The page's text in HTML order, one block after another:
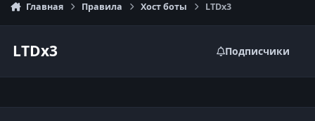
Главная Правила Хост боты LTDx3
LTDx3 Подписчики